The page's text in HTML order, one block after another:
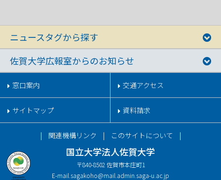
ニュースタグから探す
佐賀大学広報室からのお知らせ
窓口案内 交通アクセス
サイトマップ 資料請求
国立大学法人佐賀大学
〒840-8502 佐賀市本庄町1
E-mail. sagakoho@mail.admin.saga-u.ac.jp
関連機構リンク このサイトについて